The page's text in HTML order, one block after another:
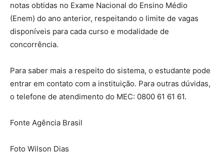
notas obtidas no Exame Nacional do Ensino Médio
(Enem) do ano anterior, respeitando o limite de vagas
disponíveis para cada curso e modalidade de
concorrência.
Para saber mais a respeito do sistema, o estudante pode
entrar em contato com a instituição. Para outras dúvidas,
o telefone de atendimento do MEC: 0800 61 61 61.
Fonte Agência Brasil
Foto Wilson Dias